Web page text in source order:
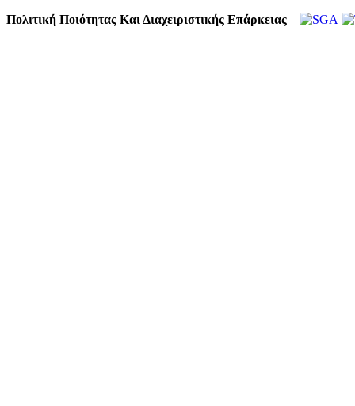
Πολιτική Ποιότητας Και Διαχειριστικής Επάρκειας